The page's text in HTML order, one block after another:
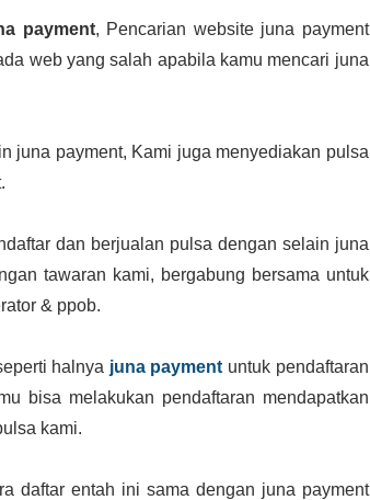
payment, Pencarian website juna payment
web yang salah apabila kamu mencari juna
juna payment, Kami juga menyediakan pulsa
dan berjualan pulsa dengan selain juna
tawaran kami, bergabung bersama untuk
& ppob.
halnya juna payment untuk pendaftaran
bisa melakukan pendaftaran mendapatkan
kami.
daftar entah ini sama dengan juna payment